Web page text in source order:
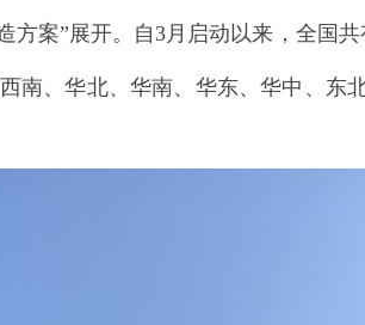
案”展开。自3月启动以来，全国共
南、华北、华南、华东、华中、东